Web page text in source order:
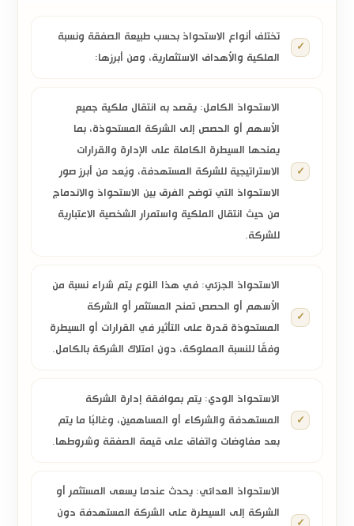
تختلف أنواع الاستحواذ بحسب طبيعة الصفقة ونسبة
الملكية والأهداف الاستثمارية، ومن أبرزها:
الاستحواذ الكامل: يقصد به انتقال ملكية جميع
الأسهم أو الحصص إلى الشركة المستحوذة، بما
يمنحها السيطرة الكاملة على الإدارة والقرارات
الاستراتيجية للشركة المستهدفة، ويُعد من أبرز صور
الاستحواذ التي توضح الفرق بين الاستحواذ والاندماج
من حيث انتقال الملكية واستمرار الشخصية الاعتبارية
للشركة.
الاستحواذ الجزئي: في هذا النوع يتم شراء نسبة من
الأسهم أو الحصص تمنح المستثمر أو الشركة
المستحوذة قدرة على التأثير في القرارات أو السيطرة
وفقًا للنسبة المملوكة، دون امتلاك الشركة بالكامل.
الاستحواذ الودي: يتم بموافقة إدارة الشركة
المستهدفة والشركاء أو المساهمين، وغالبًا ما يتم
بعد مفاوضات واتفاق على قيمة الصفقة وشروطها.
الاستحواذ العدائي: يحدث عندما يسعى المستثمر أو
الشركة إلى السيطرة على الشركة المستهدفة دون